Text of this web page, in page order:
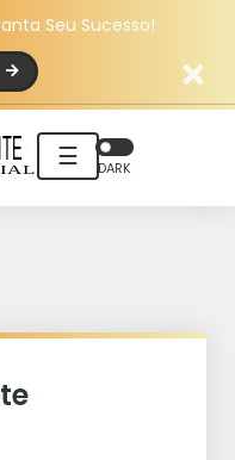
Seu Sucesso!
☰ DARK